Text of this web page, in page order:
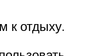
к отдыху.